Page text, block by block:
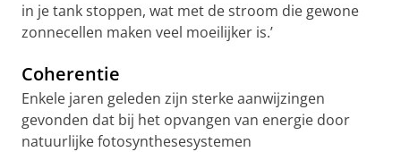
in je tank stoppen, wat met de stroom die gewone
zonnecellen maken veel moeilijker is.’
Coherentie
Enkele jaren geleden zijn sterke aanwijzingen
gevonden dat bij het opvangen van energie door
natuurlijke fotosynthesesystemen